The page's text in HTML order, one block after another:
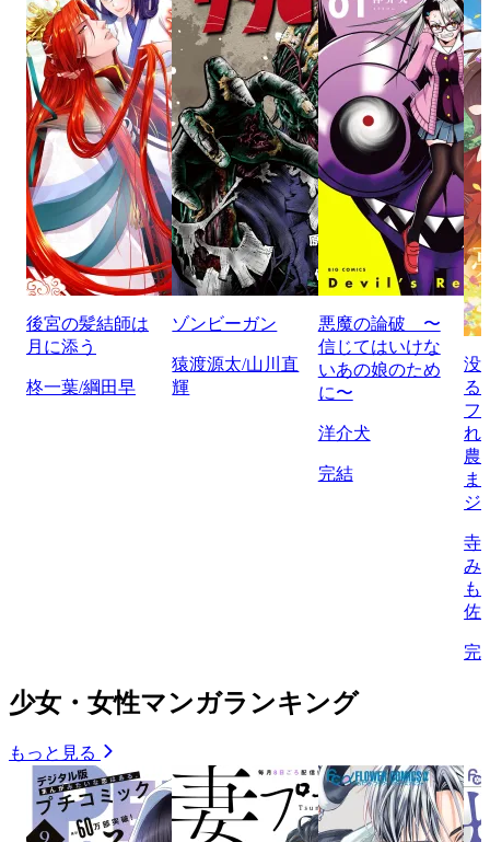
後宮の髪結師は
月に添う
柊一葉/綱田早
ゾンビーガン
猿渡源太/山川直
輝
悪魔の論破 〜
信じてはいけな
いあの娘のため
に〜
洋介犬
完結
没
る
フ
れ
農
ま
ジ
寺
み
も
佐
完
少女・女性マンガランキング
もっと見る